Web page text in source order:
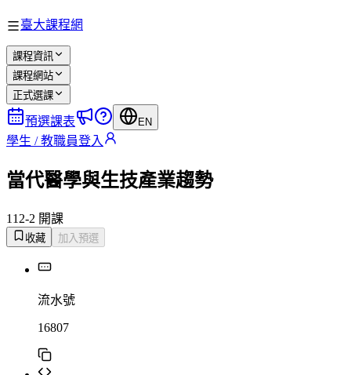
臺大課程網
課程資訊
課程網站
正式選課
預選課表 EN
學生 / 教職員登入
當代醫學與生技產業趨勢
112-2 開課
收藏 加入預選
流水號
16807